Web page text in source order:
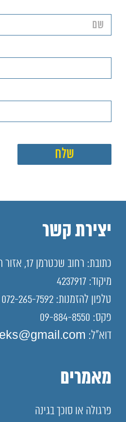
יצירת קשר
כתובת: רחוב שכטרמן 17, אזור תעשייה ישן נתניה.
מיקוד: 4237917
טלפון להזמנות: 072-265-7592
פקס: 09-884-8550
דוא"ל: shayteks@gmail.com
מאמרים
פרגולה או סוכך בגינה